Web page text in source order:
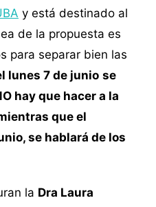
y está destinado al
de la propuesta es
para separar bien las
lunes 7 de junio se
hay que hacer a la
que el
se hablará de los
la Dra Laura